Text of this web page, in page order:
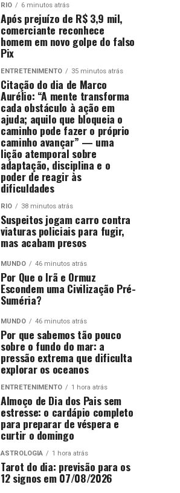
RIO 6 minutos atrás
Após prejuízo de R$ 3,9 mil,
comerciante reconhece
homem em novo golpe do falso
Pix
ENTRETENIMENTO 35 minutos atrás
Citação do dia de Marco
Aurélio: “A mente transforma
cada obstáculo à ação em
ajuda; aquilo que bloqueia o
caminho pode fazer o próprio
caminho avançar” — uma
lição atemporal sobre
adaptação, disciplina e o
poder de reagir às
dificuldades
RIO 38 minutos atrás
Suspeitos jogam carro contra
viaturas policiais para fugir,
mas acabam presos
MUNDO 46 minutos atrás
Por Que o Irã e Ormuz
Escondem uma Civilização Pré-
Suméria?
MUNDO 46 minutos atrás
Por que sabemos tão pouco
sobre o fundo do mar: a
pressão extrema que dificulta
explorar os oceanos
ENTRETENIMENTO 1 hora atrás
Almoço de Dia dos Pais sem
estresse: o cardápio completo
para preparar de véspera e
curtir o domingo
ASTROLOGIA 1 hora atrás
Tarot do dia: previsão para os
12 signos em 07/08/2026